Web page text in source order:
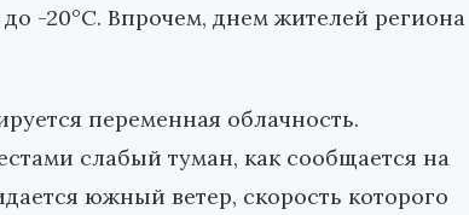
до -20°С. Впрочем, днем жителей региона
переменная облачность.
слабый туман, как сообщается на
южный ветер, скорость которого